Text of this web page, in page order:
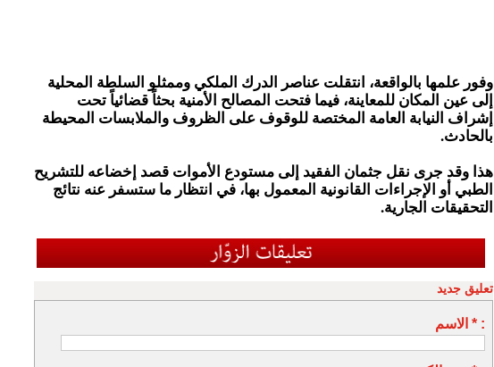
وفور علمها بالواقعة، انتقلت عناصر الدرك الملكي وممثلو السلطة المحلية
إلى عين المكان للمعاينة، فيما فتحت المصالح الأمنية بحثاً قضائياً تحت
إشراف النيابة العامة المختصة للوقوف على الظروف والملابسات المحيطة
بالحادث.
هذا وقد جرى نقل جثمان الفقيد إلى مستودع الأموات قصد إخضاعه للتشريح
الطبي أو الإجراءات القانونية المعمول بها، في انتظار ما ستسفر عنه نتائج
التحقيقات الجارية.
تعليق جديد
الاسم * :